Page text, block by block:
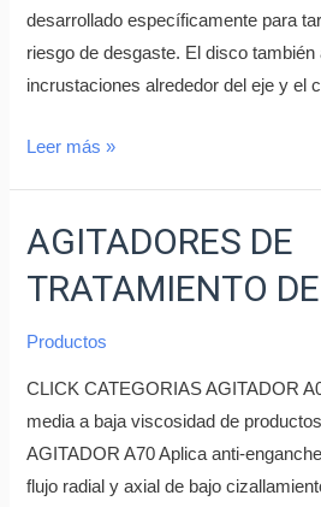
desarrollado específicamente para
riesgo de desgaste. El disco también
incrustaciones alrededor del eje y el
Leer más »
AGITADORES DE
TRATAMIENTO
Productos
CLICK CATEGORIAS AGITADOR
media a baja viscosidad de
AGITADOR A70 Aplica anti-
flujo radial y axial de bajo